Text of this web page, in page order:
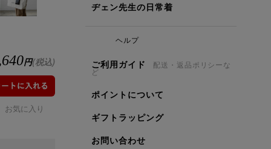
ヂェン先生の日常着
ヘルプ
ご利用ガイド 配送・返品ポリシーな
ど
ポイントについて
ギフトラッピング
お問い合わせ
円(税込)
お気に入り